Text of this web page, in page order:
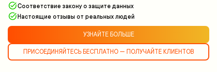
Соответствие закону о защите данных
Настоящие отзывы от реальных людей
УЗНАЙТЕ БОЛЬШЕ
ПРИСОЕДИНЯЙТЕСЬ БЕСПЛАТНО — ПОЛУЧАЙТЕ КЛИЕНТОВ